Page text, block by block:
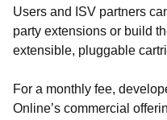
Users and ISV partners
party extensions or build
extensible, pluggable
For a monthly fee,
Online’s commercial